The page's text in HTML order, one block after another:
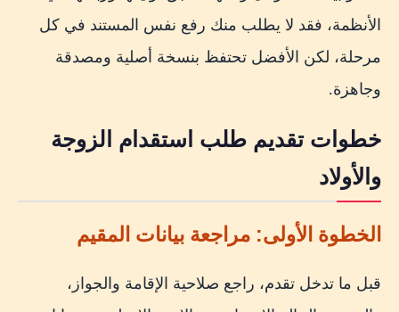
الأنظمة، فقد لا يطلب منك رفع نفس المستند في كل
مرحلة، لكن الأفضل تحتفظ بنسخة أصلية ومصدقة
وجاهزة.
خطوات تقديم طلب استقدام الزوجة
والأولاد
الخطوة الأولى: مراجعة بيانات المقيم
قبل ما تدخل تقدم، راجع صلاحية الإقامة والجواز،